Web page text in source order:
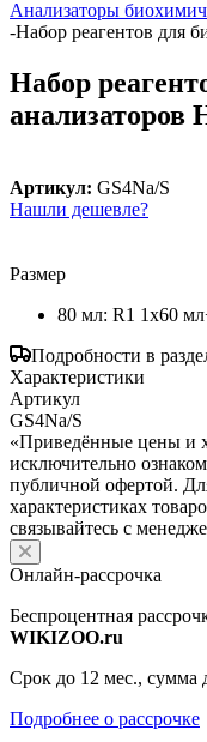
Анализаторы
-Набор реагентов для
Набор
Артикул: GS4Na/S
Нашли дешевле?
Размер
80 мл: R1 1x60
Подробности в
Характеристики
Артикул
GS4Na/S
«Приведённые цены и
исключительно
публичной офертой.
характеристиках
связывайтесь с
Онлайн-рассрочка
Беспроцентная
WIKIZOO.ru
Срок до 12 мес., сумма
Подробнее о рассрочке